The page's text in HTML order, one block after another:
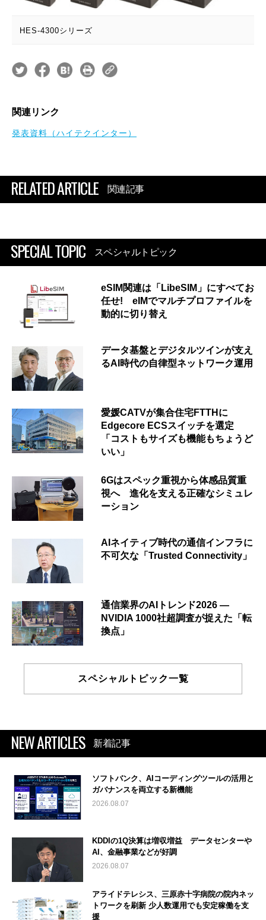
HES-4300シリーズ
関連リンク
発表資料（ハイテクインター）
RELATED ARTICLE 関連記事
SPECIAL TOPIC スペシャルトピック
eSIM関連は「LibeSIM」にすべてお
任せ! eIMでマルチプロファイルを
動的に切り替え
データ基盤とデジタルツインが支え
るAI時代の自律型ネットワーク運用
愛媛CATVが集合住宅FTTHに
Edgecore ECSスイッチを選定
「コストもサイズも機能もちょうど
いい」
6Gはスペック重視から体感品質重
視へ 進化を支える正確なシミュレ
ーション
AIネイティブ時代の通信インフラに
不可欠な「Trusted Connectivity」
通信業界のAIトレンド2026 ―
NVIDIA 1000社超調査が捉えた「転
換点」
スペシャルトピック一覧
NEW ARTICLES 新着記事
ソフトバンク、AIコーディングツールの活用と
ガバナンスを両立する新機能
2026.08.07
KDDIの1Q決算は増収増益 データセンターや
AI、金融事業などが好調
2026.08.07
アライドテレシス、三原赤十字病院の院内ネッ
トワークを刷新 少人数運用でも安定稼働を支
援